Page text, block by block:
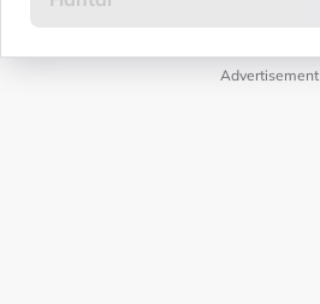
Advertisement